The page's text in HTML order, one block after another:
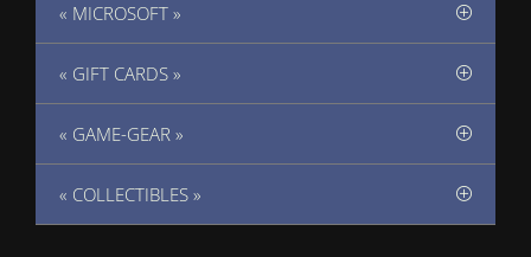
« MICROSOFT »
« GIFT CARDS »
« GAME-GEAR »
« COLLECTIBLES »